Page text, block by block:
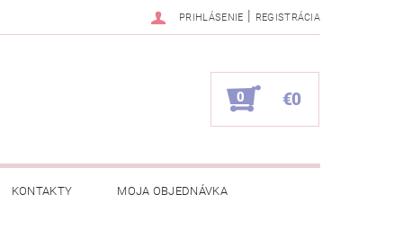
PRIHLÁSENIE | REGISTRÁCIA
0 €0
KONTAKTY MOJA OBJEDNÁVKA